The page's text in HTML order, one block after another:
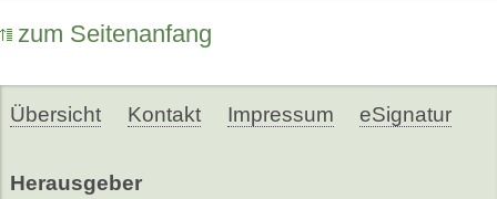
zum Seitenanfang
Übersicht Kontakt Impressum eSignatur
Herausgeber